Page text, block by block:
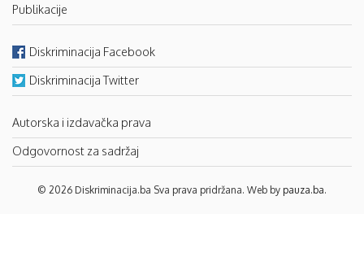
Publikacije
Diskriminacija Facebook
Diskriminacija Twitter
Autorska i izdavačka prava
Odgovornost za sadržaj
© 2026 Diskriminacija.ba Sva prava pridržana. Web by pauza.ba.